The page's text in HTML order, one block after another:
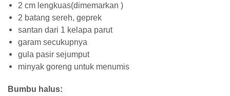
2 cm lengkuas(dimemarkan )
2 batang sereh, geprek
santan dari 1 kelapa parut
garam secukupnya
gula pasir sejumput
minyak goreng untuk menumis
Bumbu halus: